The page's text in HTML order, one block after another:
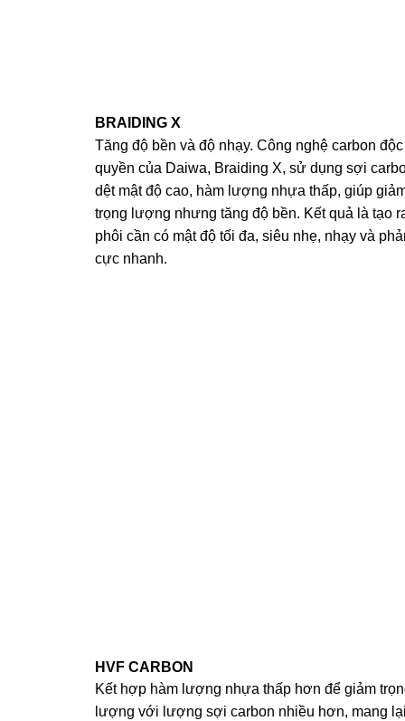
BRAIDING X
Tăng độ bền và độ nhạy. Công nghệ carbon độc
quyền của Daiwa, Braiding X, sử dụng sợi
dệt mật độ cao, hàm lượng nhựa thấp, giúp
trọng lượng nhưng tăng độ bền. Kết quả là tạo
phôi cần có mật độ tối đa, siêu nhẹ, nhạy và
cực nhanh.
HVF CARBON
Kết hợp hàm lượng nhựa thấp hơn để giảm
lượng với lượng sợi carbon nhiều hơn, mang